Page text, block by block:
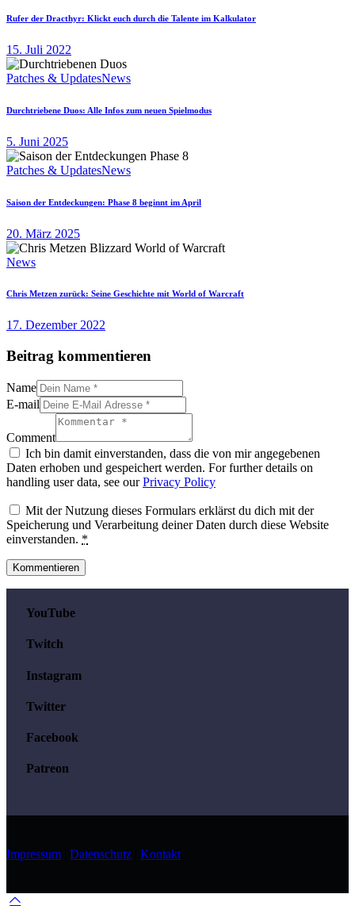
Rufer der Dracthyr: Klickt euch durch die Talente im Kalkulator
15. Juli 2022
Patches & UpdatesNews
Durchtriebene Duos: Alle Infos zum neuen Spielmodus
5. Juni 2025
Patches & UpdatesNews
Saison der Entdeckungen: Phase 8 beginnt im April
20. März 2025
News
Chris Metzen zurück: Seine Geschichte mit World of Warcraft
17. Dezember 2022
Beitrag kommentieren
Name
E-mail
Comment
Ich bin damit einverstanden, dass die von mir angegebenen
Daten erhoben und gespeichert werden. For further details on
handling user data, see ourPrivacy Policy
Mit der Nutzung dieses Formulars erklärst du dich mit der
Speicherung und Verarbeitung deiner Daten durch diese Website
einverstanden. *
YouTube
Twitch
Instagram
Twitter
Facebook
Patreon
Impressum Datenschutz Kontakt